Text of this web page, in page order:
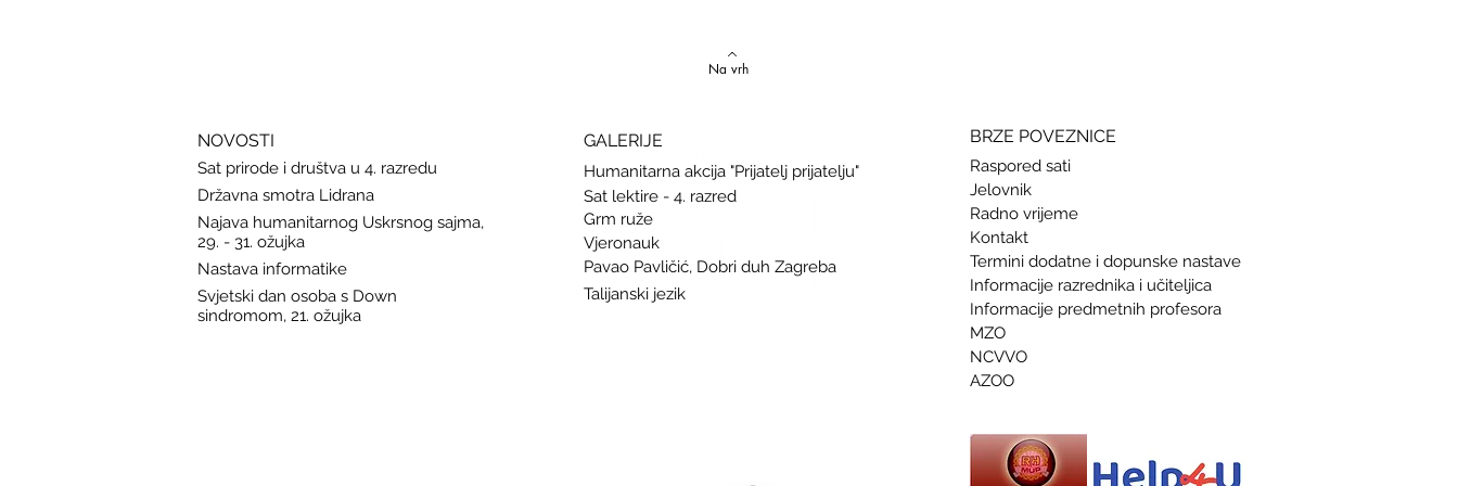
Na vrh
NOVOSTI
Sat prirode i društva u 4. razredu
Državna smotra Lidrana
Najava humanitarnog Uskrsnog sajma,
29. - 31. ožujka
Nastava informatike
Svjetski dan osoba s Down
sindromom, 21. ožujka
GALERIJE
Humanitarna akcija "Prijatelj prijatelju"
Sat lektire - 4. razred
Grm ruže
Vjeronauk
Pavao Pavličić, Dobri duh Zagreba
Talijanski jezik
BRZE POVEZNICE
Raspored sati
Jelovnik
Radno vrijeme
Kontakt
Termini dodatne i dopunske nastave
Informacije razrednika i učiteljica
Informacije predmetnih profesora
MZO
NCVVO
AZOO